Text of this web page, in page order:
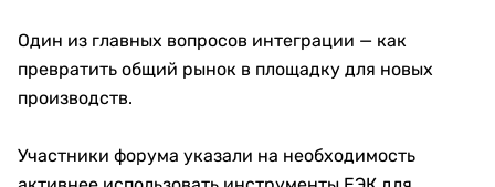
Один из главных вопросов интеграции — как
превратить общий рынок в площадку для новых
производств.
Участники форума указали на необходимость